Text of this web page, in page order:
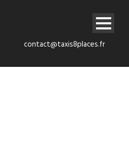
contact@taxis8places.fr